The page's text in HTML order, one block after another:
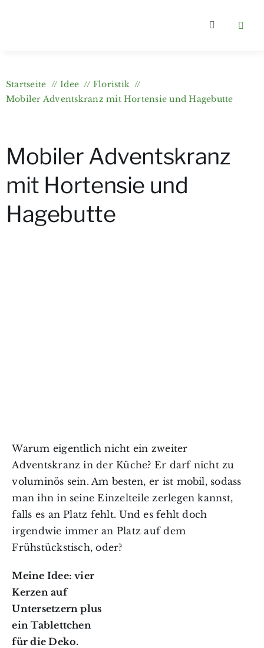
Toggle
Kategorien
Startseite Idee
Floristik
Mobiler Adventskranz mit Hortensie und Hagebutte
Mobiler Adventskranz
mit Hortensie und
Hagebutte
Warum eigentlich nicht ein zweiter
Adventskranz in der Küche? Er darf nicht zu
voluminös sein. Am besten, er ist mobil, sodass
man ihn in seine Einzelteile zerlegen kannst,
falls es an Platz fehlt. Und es fehlt doch
irgendwie immer an Platz auf dem
Frühstückstisch, oder?
Meine Idee: vier
Kerzen auf
Untersetzern plus
ein Tablettchen
für die Deko.